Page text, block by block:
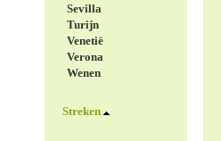
Sevilla
Turijn
Venetië
Verona
Wenen
Streken